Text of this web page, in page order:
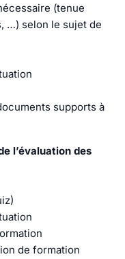
(tenue
…) selon le sujet de
supports à
l’évaluation des
de formation